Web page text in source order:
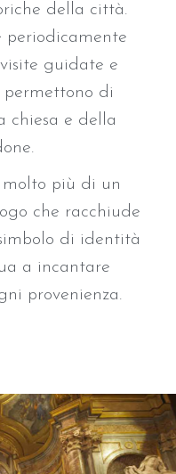
della città.
periodicamente
guidate e
permettono di
chiesa e della
molto più di un
che racchiude
di identità
a incantare
provenienza.